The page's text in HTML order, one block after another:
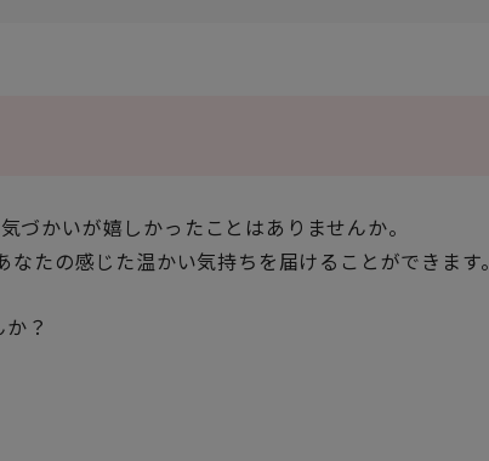
かいが嬉しかったことはありませんか。
たの感じた温かい気持ちを届けることができます。